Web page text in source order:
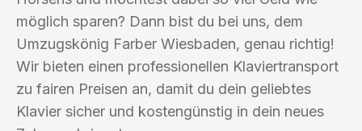
möglich sparen? Dann bist du bei uns, dem
Umzugskönig Farber Wiesbaden, genau richtig!
Wir bieten einen professionellen Klaviertransport
zu fairen Preisen an, damit du dein geliebtes
Klavier sicher und kostengünstig in dein neues